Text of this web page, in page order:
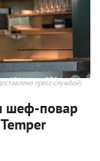
пресс-службой)
шеф-повар